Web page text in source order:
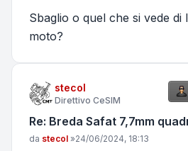
Sbaglio o quel che si vede di
moto?
stecol
Direttivo CeSIM
Re: Breda Safat 7,7mm
Messaggio
da stecol »24/06/2024, 18:13